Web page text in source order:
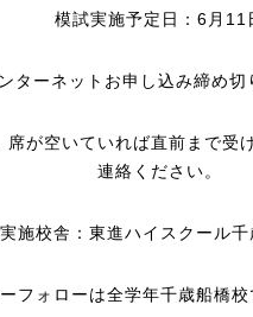
模試実施予定日：6月11
ターネットお申し込み締め切
が空いていれば直前まで受
連絡ください。
実施校舎：東進ハイスクール千
フォローは全学年千歳船橋校